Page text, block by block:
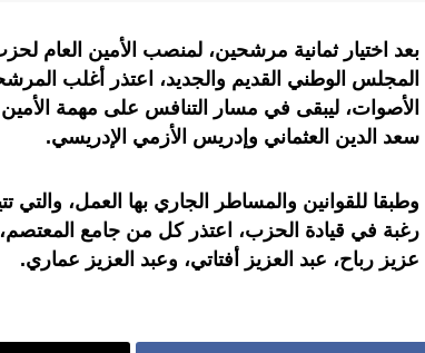
بعد اختيار ثمانية مرشحين، لمنصب الأمين العام
الأصوات، ليبقى في مسار التنافس على مهمة الأمين
سعد الدين العثماني وإدريس الأزمي الإدريسي.
وطبقا للقوانين والمساطر الجاري بها العمل، والتي
رغبة في قيادة الحزب، اعتذر كل من جامع
عزيز رباح، عبد العزيز أفتاتي، وعبد العزيز عماري.